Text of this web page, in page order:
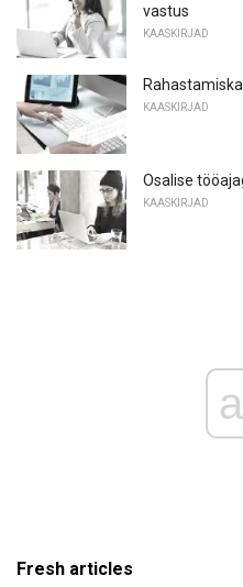
vastus
KAASKIRJAD
KAASKIRJAD
Osalise
KAASKIRJAD
Fresh articles